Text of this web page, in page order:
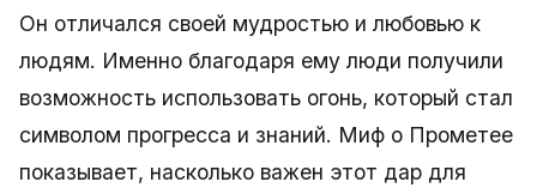
Он отличался своей мудростью и любовью к
людям. Именно благодаря ему люди получили
возможность использовать огонь, который стал
символом прогресса и знаний. Миф о Прометее
показывает, насколько важен этот дар для